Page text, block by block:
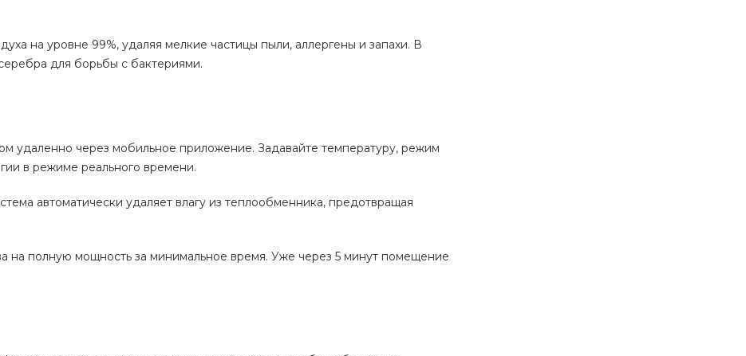
на уровне 99%, удаляя мелкие частицы пыли, аллергены и запахи. В
для борьбы с бактериями.
удаленно через мобильное приложение. Задавайте температуру, режим
в режиме реального времени.
автоматически удаляет влагу из теплообменника, предотвращая
на полную мощность за минимальное время. Уже через 5 минут помещение